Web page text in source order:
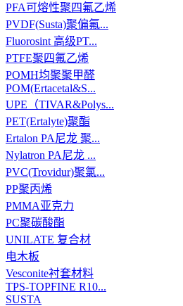
PFA可熔性聚四氟乙烯
PVDF(Susta)聚偏氟...
Fluorosint 高级PT...
PTFE聚四氟乙烯
POMH均聚聚甲醛
POM(Ertacetal&S...
UPE（TIVAR&Polys...
PET(Ertalyte)聚酯
Ertalon PA尼龙 聚...
Nylatron PA尼龙 ...
PVC(Trovidur)聚氯...
PP聚丙烯
PMMA亚克力
PC聚碳酸酯
UNILATE 复合材
电木板
Vesconite衬套材料
TPS-TOPFINE R10...
SUSTA